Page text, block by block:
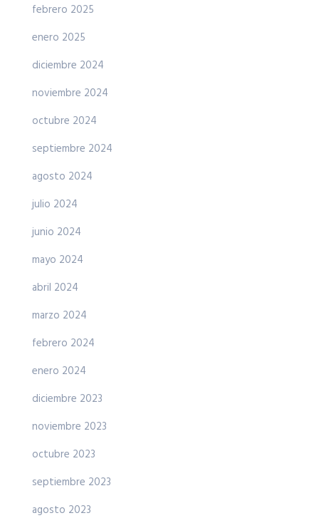
febrero 2025
enero 2025
diciembre 2024
noviembre 2024
octubre 2024
septiembre 2024
agosto 2024
julio 2024
junio 2024
mayo 2024
abril 2024
marzo 2024
febrero 2024
enero 2024
diciembre 2023
noviembre 2023
octubre 2023
septiembre 2023
agosto 2023